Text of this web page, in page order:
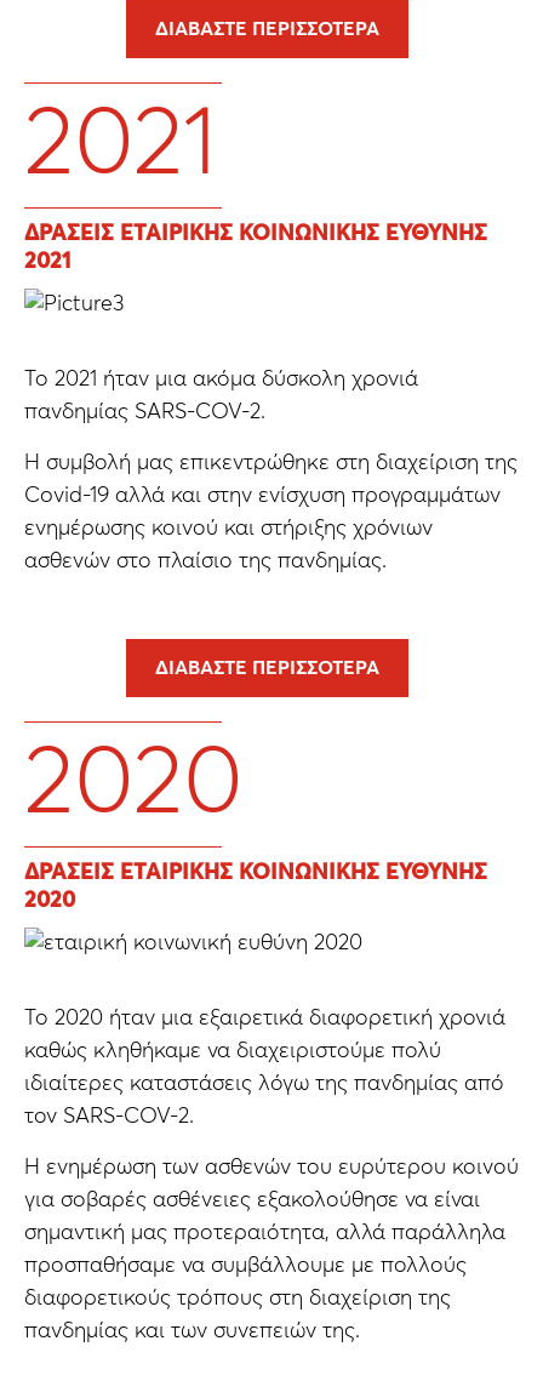
ΔΙΑΒΆΣΤΕ ΠΕΡΙΣΣΌΤΕΡΑ
2021
ΔΡΑΣΕΙΣ ΕΤΑΙΡΙΚΗΣ ΚΟΙΝΩΝΙΚΗΣ ΕΥΘΥΝΗΣ
2021
Το 2021 ήταν μια ακόμα δύσκολη χρονιά
πανδημίας SARS-COV-2.
Η συμβολή μας επικεντρώθηκε στη διαχείριση της
Covid-19 αλλά και στην ενίσχυση προγραμμάτων
ενημέρωσης κοινού και στήριξης χρόνιων
ασθενών στο πλαίσιο της πανδημίας.
ΔΙΑΒΆΣΤΕ ΠΕΡΙΣΣΌΤΕΡΑ
2020
ΔΡΑΣΕΙΣ ΕΤΑΙΡΙΚΗΣ ΚΟΙΝΩΝΙΚΗΣ ΕΥΘΥΝΗΣ
2020
Το 2020 ήταν μια εξαιρετικά διαφορετική χρονιά
καθώς κληθήκαμε να διαχειριστούμε πολύ
ιδιαίτερες καταστάσεις λόγω της πανδημίας από
τον SARS-COV-2.
H ενημέρωση των ασθενών του ευρύτερου κοινού
για σοβαρές ασθένειες εξακολούθησε να είναι
σημαντική μας προτεραιότητα, αλλά παράλληλα
προσπαθήσαμε να συμβάλλουμε με πολλούς
διαφορετικούς τρόπους στη διαχείριση της
πανδημίας και των συνεπειών της.